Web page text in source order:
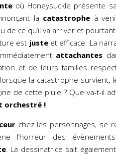
où Honeysuckle présente
la catastrophe à
de ce qu’il va arriver et
est justeet efficace. La
attachantes
et de leurs familles
lorsque la catastrophe survient,
de cette pluie ? Que va-t-il
orchestré !
chez les personnages, se
l’horreur des
. La dessinatrice sait